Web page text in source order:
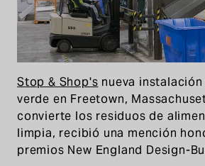
Stop & Shop's nueva
verde en Freetown,
convierte los residuos de
limpia, recibió una mención
premios New England Design-